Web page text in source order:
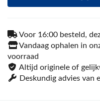
Voor 16:00 besteld,
Vandaag ophalen in
voorraad
Altijd originele of
Deskundig advies van